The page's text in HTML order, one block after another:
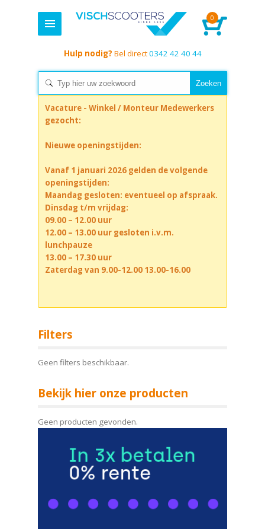
0
Hulp nodig? Bel direct0342 42 40 44
Vacature - Winkel / Monteur Medewerkers
gezocht:
Nieuwe openingstijden:
Vanaf 1 januari 2026 gelden de volgende
openingstijden:
Maandag gesloten: eventueel op afspraak.
Dinsdag t/m vrijdag:
09.00 – 12.00 uur
12.00 – 13.00 uur gesloten i.v.m.
lunchpauze
13.00 – 17.30 uur
Zaterdag van 9.00-12.00 13.00-16.00
Filters
Geen filters beschikbaar.
Bekijk hier onze producten
Geen producten gevonden.